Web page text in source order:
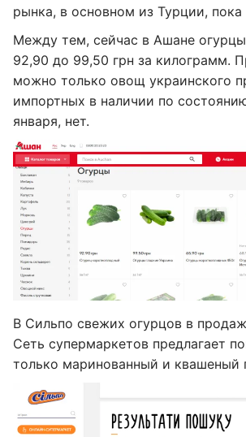
рынка, в основном из Турции, пока
Между тем, сейчас в Ашане
92,90 до 99,50 грн за килограмм.
можно только овощ украинского
импортных в наличии по
января, нет.
В Сильпо свежих огурцов в
Сеть супермаркетов предлагает
только маринованный и квашеный